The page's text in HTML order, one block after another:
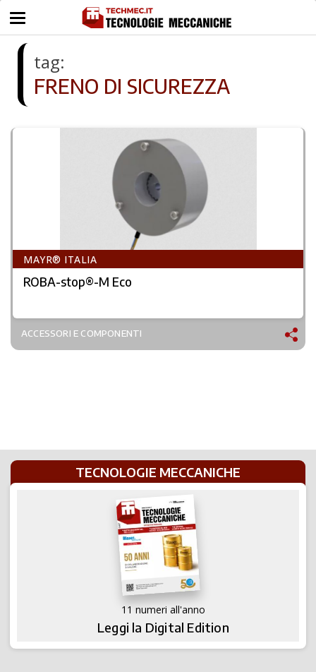
tag:
FRENO DI SICUREZZA
MAYR® ITALIA
ROBA-stop®-M Eco
ACCESSORI E COMPONENTI
TECNOLOGIE MECCANICHE
11 numeri all'anno
Leggi la Digital Edition